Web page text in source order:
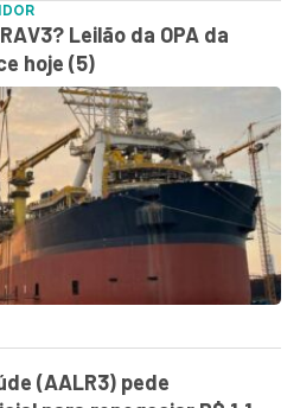
Leilão da OPA da
hoje (5)
(AALR3) pede